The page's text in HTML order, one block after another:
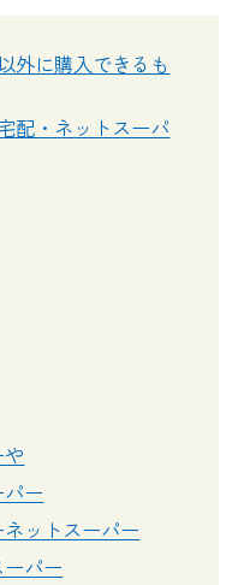
外に購入できるも
配・ネットスーパ
ー
ットスーパー
パー